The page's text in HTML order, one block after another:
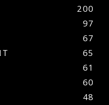
200
97
67
65
61
60
48